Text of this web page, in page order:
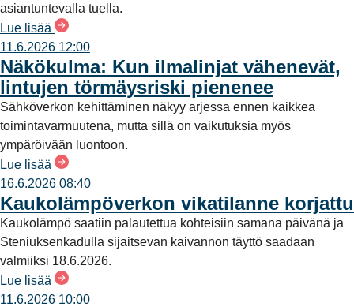
asiantuntevalla tuella.
Lue lisää
11.6.2026 12:00
Näkökulma: Kun ilmalinjat vähenevät,
lintujen törmäysriski pienenee
Sähköverkon kehittäminen näkyy arjessa ennen kaikkea
toimintavarmuutena, mutta sillä on vaikutuksia myös
ympäröivään luontoon.
Lue lisää
16.6.2026 08:40
Kaukolämpöverkon vikatilanne korjattu
Kaukolämpö saatiin palautettua kohteisiin samana päivänä ja
Steniuksenkadulla sijaitsevan kaivannon täyttö saadaan
valmiiksi 18.6.2026.
Lue lisää
11.6.2026 10:00